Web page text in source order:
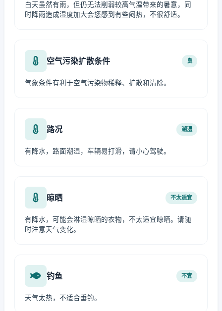
白天虽然有雨，但仍无法削弱较高气温带来的暑意，同
时降雨造成湿度加大会您感到有些闷热，不很舒适。
空气污染扩散条件 良
气象条件有利于空气污染物稀释、扩散和清除。
路况 潮湿
有降水，路面潮湿，车辆易打滑，请小心驾驶。
晾晒 不太适宜
有降水，可能会淋湿晾晒的衣物，不太适宜晾晒。请随
时注意天气变化。
钓鱼 不宜
天气太热，不适合垂钓。